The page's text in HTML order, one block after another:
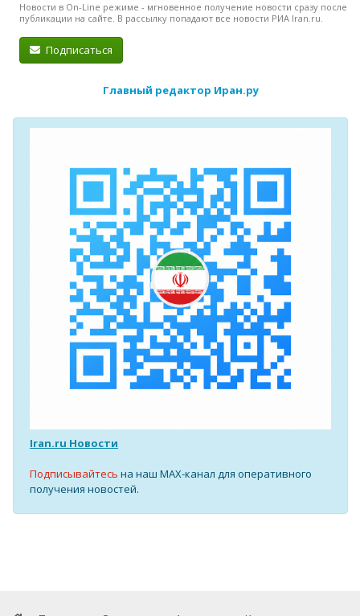
Новости в On-Line режиме - мгновенное получение новости сразу после
публикации на сайте. В рассылку попадают все новости РИА Iran.ru.
Подписаться
Главный редактор Иран.ру
Iran.ru Новости
Подписывайтесь на наш MAX-канал для оперативного
получения новостей.